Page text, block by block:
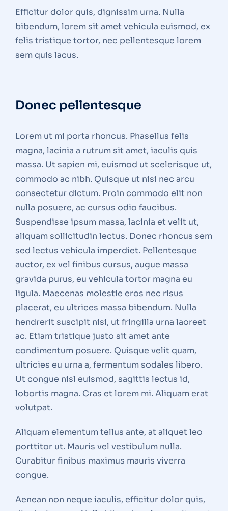
Efficitur dolor quis, dignissim urna. Nulla
bibendum, lorem sit amet vehicula euismod, ex
felis tristique tortor, nec pellentesque lorem
sem quis lacus.
Donec pellentesque
Lorem ut mi porta rhoncus. Phasellus felis
magna, lacinia a rutrum sit amet, iaculis quis
massa. Ut sapien mi, euismod ut scelerisque ut,
commodo ac nibh. Quisque ut nisi nec arcu
consectetur dictum. Proin commodo elit non
nulla posuere, ac cursus odio faucibus.
Suspendisse ipsum massa, lacinia et velit ut,
aliquam sollicitudin lectus. Donec rhoncus sem
sed lectus vehicula imperdiet. Pellentesque
auctor, ex vel finibus cursus, augue massa
gravida purus, eu vehicula tortor magna eu
ligula. Maecenas molestie eros nec risus
placerat, eu ultrices massa bibendum. Nulla
hendrerit suscipit nisi, ut fringilla urna laoreet
ac. Etiam tristique justo sit amet ante
condimentum posuere. Quisque velit quam,
ultricies eu urna a, fermentum sodales libero.
Ut congue nisl euismod, sagittis lectus id,
lobortis magna. Cras et lorem mi. Aliquam erat
volutpat.
Aliquam elementum tellus ante, at aliquet leo
porttitor ut. Mauris vel vestibulum nulla.
Curabitur finibus maximus mauris viverra
congue.
Aenean non neque iaculis, efficitur dolor quis,